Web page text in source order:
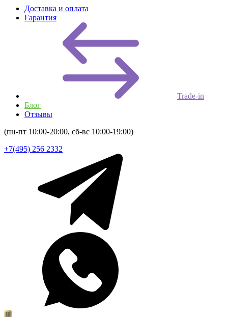
Доставка и оплата
Гарантия
Trade-in
Блог
Отзывы
(пн-пт 10:00-20:00, сб-вс 10:00-19:00)
+7(495) 256 2332